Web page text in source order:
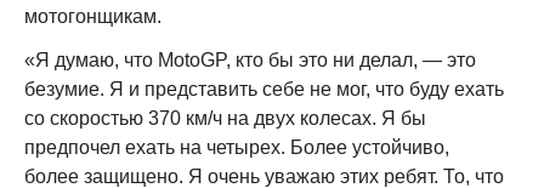
мотогонщикам.
«Я думаю, что MotoGP, кто бы это ни делал, — это
безумие. Я и представить себе не мог, что буду ехать
со скоростью 370 км/ч на двух колесах. Я бы
предпочел ехать на четырех. Более устойчиво,
более защищено. Я очень уважаю этих ребят. То, что